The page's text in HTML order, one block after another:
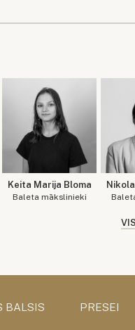
Keita Marija Bloma
Baleta mākslinieki
BALSIS PRESEI